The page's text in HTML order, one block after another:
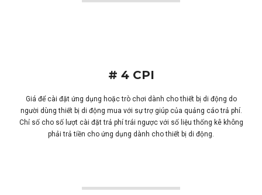
# 4 CPI
Giá để cài đặt ứng dụng hoặc trò chơi dành cho thiết bị di động do
người dùng thiết bị di động mua với sự trợ giúp của quảng cáo trả phí.
Chỉ số cho số lượt cài đặt trả phí trái ngược với số liệu thống kê không
phải trả tiền cho ứng dụng dành cho thiết bị di động.